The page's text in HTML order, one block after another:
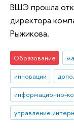
ВШЭ прошла
директора
Рыжикова.
Образование
инновации
управление